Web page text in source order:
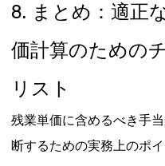
8. まとめ：適正
価計算のための
リスト
残業単価に含めるべき手
断するための実務上のポ